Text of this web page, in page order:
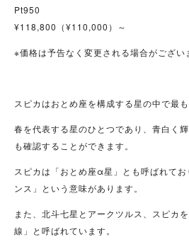
Pt950
¥118,800（¥110,000）～
※価格は予告なく変更される場合がござい
スピカはおとめ座を構成する星の中で最
春を代表する星のひとつであり、青白く
も確認することができます。
スピカは「おとめ座α星」とも呼ばれて
ンス」という意味があります。
また、北斗七星とアークツルス、スピカ
線」と呼ばれています。